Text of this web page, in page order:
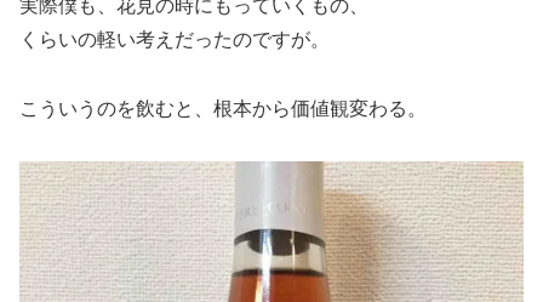
実際僕も、花見の時にもっていくもの、
くらいの軽い考えだったのですが。
こういうのを飲むと、根本から価値観変わる。